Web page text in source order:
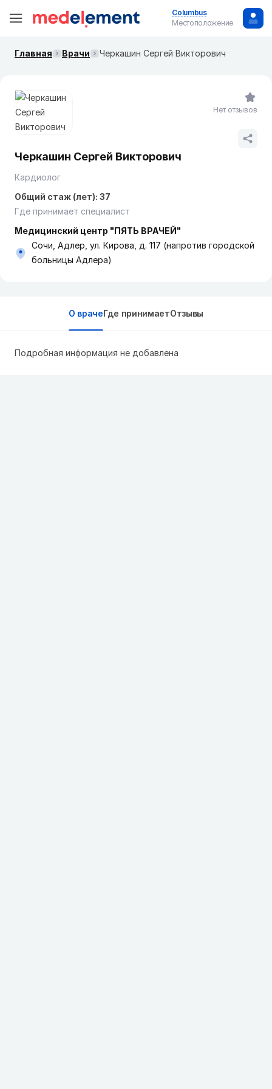
Columbus
Местоположение
Главная Врачи Черкашин Сергей Викторович
Черкашин Сергей Викторович
Кардиолог
Общий стаж (лет): 37
Где принимает специалист
Медицинский центр "ПЯТЬ ВРАЧЕЙ"
Сочи, Адлер, ул. Кирова, д. 117 (напротив городской
больницы Адлера)
Нет отзывов
О врачеГде принимаетОтзывы
Подробная информация не добавлена